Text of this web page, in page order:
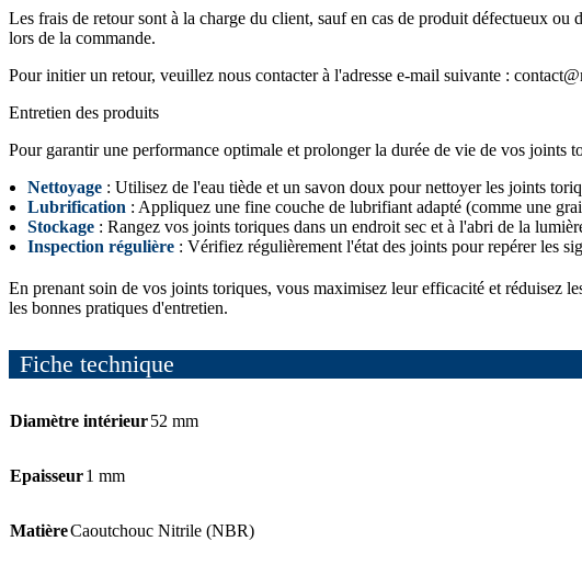
Les frais de retour sont à la charge du client, sauf en cas de produit défectueux
lors de la commande.
Pour initier un retour, veuillez nous contacter à l'adresse e-mail suivante :
Entretien des produits
Pour garantir une performance optimale et prolonger la durée de vie de vos joints
Nettoyage : Utilisez de l'eau tiède et un savon doux pour nettoyer les joints
Lubrification : Appliquez une fine couche de lubrifiant adapté (comme une
Stockage : Rangez vos joints toriques dans un endroit sec et à l'abri de la
Inspection régulière : Vérifiez régulièrement l'état des joints pour repérer les
En prenant soin de vos joints toriques, vous maximisez leur efficacité et réduisez
les bonnes pratiques d'entretien.
Fiche technique
Diamètre intérieur52 mm
Epaisseur1 mm
MatièreCaoutchouc Nitrile (NBR)